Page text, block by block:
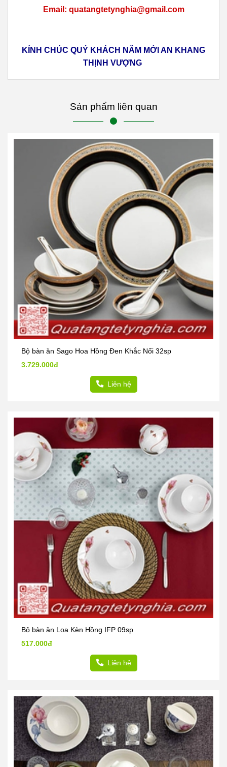
Email: quatangtetynghia@gmail.com
KÍNH CHÚC QUÝ KHÁCH NĂM MỚI AN KHANG
THỊNH VƯỢNG
Sản phẩm liên quan
Bộ bàn ăn Sago Hoa Hồng Đen Khắc Nổi 32sp
3.729.000đ
Liên hệ
Bộ bàn ăn Loa Kèn Hồng IFP 09sp
517.000đ
Liên hệ